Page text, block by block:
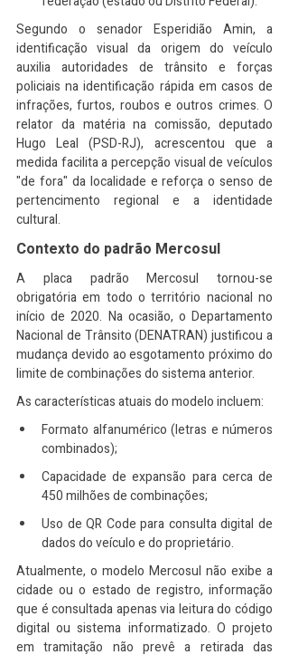
Segundo o senador Esperidião Amin, a
identificação visual da origem do veículo
auxilia autoridades de trânsito e forças
policiais na identificação rápida em casos de
infrações, furtos, roubos e outros crimes. O
relator da matéria na comissão, deputado
Hugo Leal (PSD-RJ), acrescentou que a
medida facilita a percepção visual de veículos
"de fora" da localidade e reforça o senso de
pertencimento regional e a identidade
cultural.
Contexto do padrão Mercosul
A placa padrão Mercosul tornou-se
obrigatória em todo o território nacional no
início de 2020. Na ocasião, o Departamento
Nacional de Trânsito (DENATRAN) justificou a
mudança devido ao esgotamento próximo do
limite de combinações do sistema anterior.
As características atuais do modelo incluem:
Formato alfanumérico (letras e números
combinados);
Capacidade de expansão para cerca de
450 milhões de combinações;
Uso de QR Code para consulta digital de
dados do veículo e do proprietário.
Atualmente, o modelo Mercosul não exibe a
cidade ou o estado de registro, informação
que é consultada apenas via leitura do código
digital ou sistema informatizado. O projeto
em tramitação não prevê a retirada das